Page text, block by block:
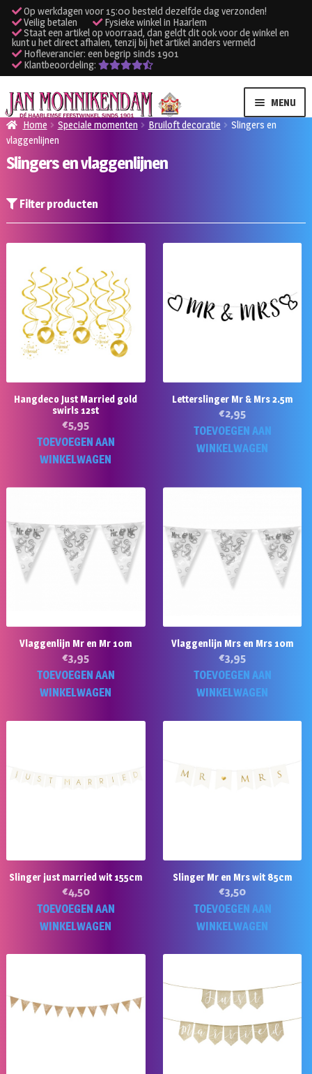
Op werkdagen voor 15:00 besteld dezelfde dag verzonden!
Veilig betalen
Fysieke winkel in Haarlem
Staat een artikel op voorraad, dan geldt dit ook voor de winkel en
kunt u het direct afhalen, tenzij bij het artikel anders vermeld
Hofleverancier: een begrip sinds 1901
Klantbeoordeling:
Ga
door
naar
navigatie
Ga
naar
de
inhoud
MENU
Verhuur kleding
Onze winkel
Inloggen
Home Speciale momenten Bruiloft decoratie
Slingers en
vlaggenlijnen
Slingers en vlaggenlijnen
Filter producten
Hangdeco Just Married gold
swirls 12st
€5,95
TOEVOEGEN AAN
WINKELWAGEN
Letterslinger Mr & Mrs 2.5m
€2,95
TOEVOEGEN AAN
WINKELWAGEN
Vlaggenlijn Mr en Mr 10m
€3,95
TOEVOEGEN AAN
WINKELWAGEN
Vlaggenlijn Mrs en Mrs 10m
€3,95
TOEVOEGEN AAN
WINKELWAGEN
Slinger just married wit 155cm
€4,50
TOEVOEGEN AAN
WINKELWAGEN
Slinger Mr en Mrs wit 85cm
€3,50
TOEVOEGEN AAN
WINKELWAGEN